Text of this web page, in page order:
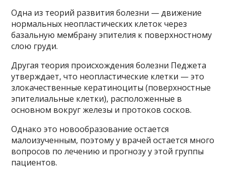
Одна из теорий развития болезни — движение
нормальных неопластических клеток через
базальную мембрану эпителия к поверхностному
слою груди.
Другая теория происхождения болезни Педжета
утверждает, что неопластические клетки — это
злокачественные кератиноциты (поверхностные
эпителиальные клетки), расположенные в
основном вокруг железы и протоков сосков.
Однако это новообразование остается
малоизученным, поэтому у врачей остается много
вопросов по лечению и прогнозу у этой группы
пациентов.